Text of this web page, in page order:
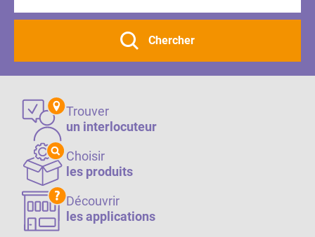
Chercher
Trouver
un interlocuteur
Choisir
les produits
Découvrir
les applications